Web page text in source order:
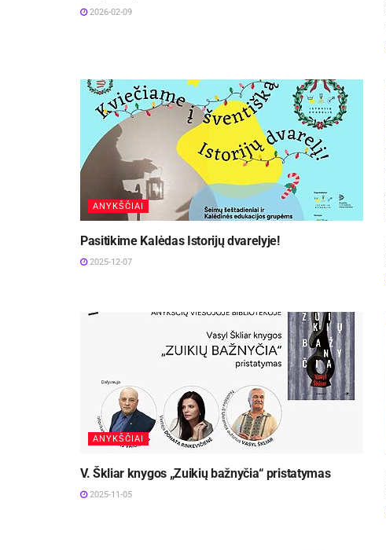
2026-02-09
ANYKŠČIAI
Pasitikime Kalėdas Istorijų dvarelyje!
2025-12-07
ANYKŠČIAI
V. Škliar knygos „Zuikių bažnyčia“ pristatymas
2025-11-05